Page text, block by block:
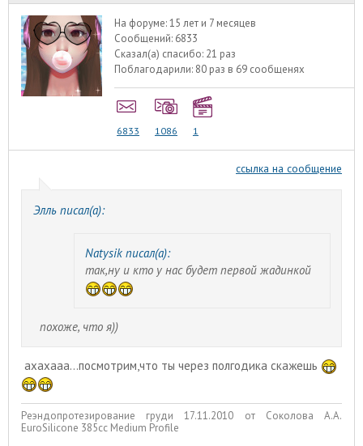
На форуме:15 лет и 7 месяцев
Сообщений: 6833
Сказал(а) спасибо: 21 раз
Поблагодарили: 80 раз в 69 сообщенях
6833 1086 1
ссылка на сообщение
Элль писал(а):
Natysik писал(а):
так,ну и кто у нас будет первой жадинкой
похоже, что я))
ахахааа...посмотрим,что ты через полгодика скажешь
Реэндопротезирование груди 17.11.2010 от Соколова А.А.
EuroSilicone 385сс Medium Profile